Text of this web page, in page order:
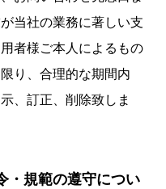
当社の業務に著しい支
者様ご本人によるもの
り、合理的な期間内
、訂正、削除致しま
・規範の遵守につい